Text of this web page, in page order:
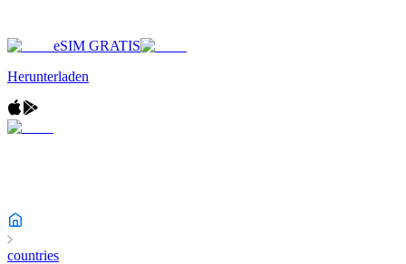
eSIM GRATIS
Herunterladen
countries